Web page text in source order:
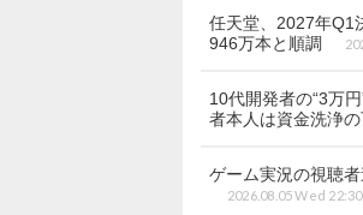
任天堂、2027年Q1
946万本と順調
10代開発者の“3万
者本人は資金洗浄
ゲーム実況の視聴
2026.08.05 Wed 22:30